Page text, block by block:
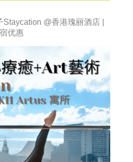
@香港瑰丽酒店 |
优惠